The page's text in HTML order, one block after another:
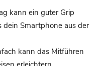
kann ein guter Grip
dein Smartphone aus der
kann das Mitführen